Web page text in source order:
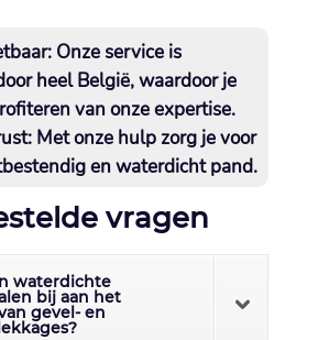
Onze service is
heel België, waardoor je
van onze expertise.​
Met onze hulp zorg je voor
en waterdicht pand.​
vragen
waterdichte
bij aan het
gevel- en